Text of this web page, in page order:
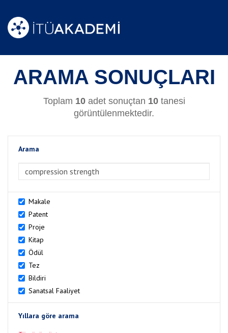
ARAMA SONUÇLARI
Toplam 10adet sonuçtan 10tanesi
görüntülenmektedir.
Arama
Makale
Patent
Proje
Kitap
Ödül
Tez
Bildiri
Sanatsal Faaliyet
Yıllara göre arama